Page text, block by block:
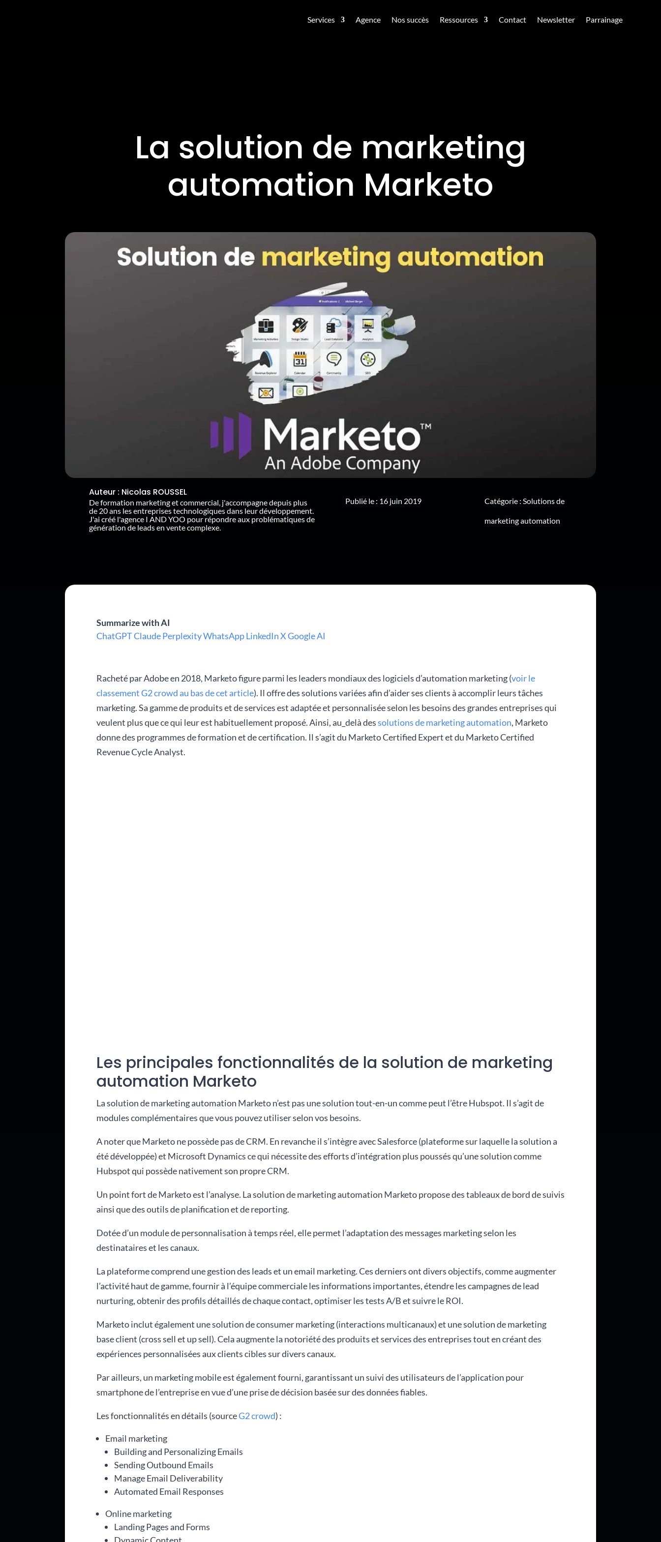
Services Agence Nos succès Ressources Contact Newsletter Parrainage
La solution de marketing
automation Marketo
Auteur : Nicolas ROUSSEL
De formation marketing et commercial, j'accompagne depuis plus
de 20 ans les entreprises technologiques dans leur développement.
J'ai créé l'agence I AND YOO pour répondre aux problématiques de
génération de leads en vente complexe.
Publié le : 16 juin 2019 Catégorie : Solutions de
marketing automation
Summarize with AI
ChatGPTClaudePerplexityWhatsAppLinkedInXGoogle AI
Racheté par Adobe en 2018, Marketo figure parmi les leaders mondiaux des logiciels d’automation marketing (voir le
classement G2 crowd au bas de cet article). Il offre des solutions variées afin d’aider ses clients à accomplir leurs tâches
marketing. Sa gamme de produits et de services est adaptée et personnalisée selon les besoins des grandes entreprises qui
veulent plus que ce qui leur est habituellement proposé. Ainsi, au_delà dessolutions de marketing automation, Marketo
donne des programmes de formation et de certification. Il s’agit du Marketo Certified Expert et du Marketo Certified
Revenue Cycle Analyst.
Les principales fonctionnalités de la solution de marketing
automation Marketo
La solution de marketing automation Marketo n’est pas une solution tout-en-un comme peut l’être Hubspot. Il s’agit de
modules complémentaires que vous pouvez utiliser selon vos besoins.
A noter que Marketo ne possède pas de CRM. En revanche il s’intègre avec Salesforce (plateforme sur laquelle la solution a
été développée) et Microsoft Dynamics ce qui nécessite des efforts d’intégration plus poussés qu’une solution comme
Hubspot qui possède nativement son propre CRM.
Un point fort de Marketo est l’analyse. La solution de marketing automation Marketo propose des tableaux de bord de suivis
ainsi que des outils de planification et de reporting.
Dotée d’un module de personnalisation à temps réel, elle permet l’adaptation des messages marketing selon les
destinataires et les canaux.
La plateforme comprend une gestion des leads et un email marketing. Ces derniers ont divers objectifs, comme augmenter
l’activité haut de gamme, fournir à l’équipe commerciale les informations importantes, étendre les campagnes de lead
nurturing, obtenir des profils détaillés de chaque contact, optimiser les tests A/B et suivre le ROI.
Marketo inclut également une solution de consumer marketing (interactions multicanaux) et une solution de marketing
base client (cross sell et up sell). Cela augmente la notoriété des produits et services des entreprises tout en créant des
expériences personnalisées aux clients cibles sur divers canaux.
Par ailleurs, un marketing mobile est également fourni, garantissant un suivi des utilisateurs de l’application pour
smartphone de l’entreprise en vue d’une prise de décision basée sur des données fiables.
Les fonctionnalités en détails (sourceG2 crowd) :
Email marketing
Building and Personalizing Emails
Sending Outbound Emails
Manage Email Deliverability
Automated Email Responses
Online marketing
Landing Pages and Forms